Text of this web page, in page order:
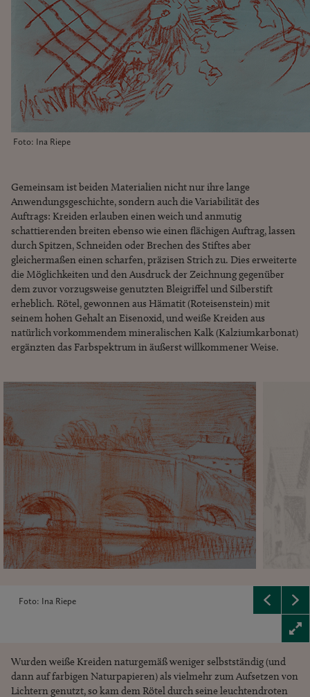
Foto: Ina Riepe
Gemeinsam ist beiden Materialien nicht nur ihre lange
Anwendungsgeschichte, sondern auch die Variabilität des
Auftrags: Kreiden erlauben einen weich und anmutig
schattierenden breiten ebenso wie einen flächigen Auftrag, lassen
durch Spitzen, Schneiden oder Brechen des Stiftes aber
gleichermaßen einen scharfen, präzisen Strich zu. Dies erweiterte
die Möglichkeiten und den Ausdruck der Zeichnung gegenüber
dem zuvor vorzugsweise genutzten Bleigriffel und Silberstift
erheblich. Rötel, gewonnen aus Hämatit (Roteisenstein) mit
seinem hohen Gehalt an Eisenoxid, und weiße Kreiden aus
natürlich vorkommendem mineralischen Kalk (Kalziumkarbonat)
ergänzten das Farbspektrum in äußerst willkommener Weise.
Foto: Ina Riepe
Wurden weiße Kreiden naturgemäß weniger selbstständig (und
dann auf farbigen Naturpapieren) als vielmehr zum Aufsetzen von
Lichtern genutzt, so kam dem Rötel durch seine leuchtendroten